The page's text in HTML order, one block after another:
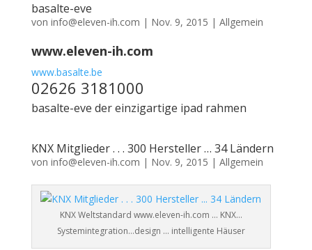
basalte-eve
von info@eleven-ih.com | Nov. 9, 2015 | Allgemein
www.eleven-ih.com
www.basalte.be
02626 3181000
basalte-eve der einzigartige ipad rahmen
KNX Mitglieder . . . 300 Hersteller … 34 Ländern
von info@eleven-ih.com | Nov. 9, 2015 | Allgemein
KNX Weltstandard www.eleven-ih.com … KNX…
Systemintegration…design … intelligente Häuser